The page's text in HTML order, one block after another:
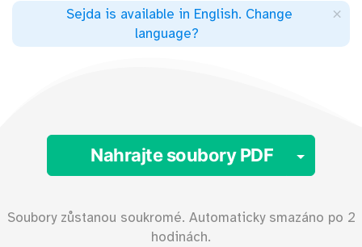
Sejda is available in English. Change
language?
×
Nahrajte soubory PDF
Soubory zůstanou soukromé. Automaticky smazáno po 2
hodinách.